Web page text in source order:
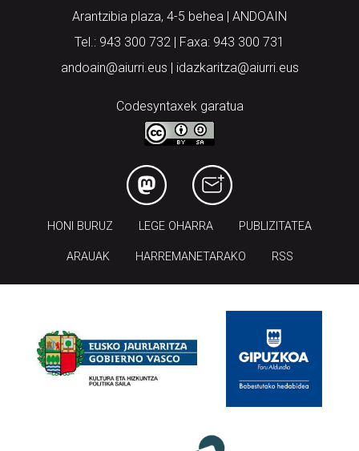
Arantzibia plaza, 4-5 behea | ANDOAIN
Tel.: 943 300 732 | Faxa: 943 300 731
andoain@aiurri.eus | idazkaritza@aiurri.eus
Codesyntaxek garatua
HONI BURUZ LEGE OHARRA PUBLIZITATEA
ARAUAK HARREMANETARAKO RSS